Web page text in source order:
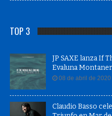
TOP 3
JP SAXE lanza If
Evaluna Montaner
08 de abril de 2020
Claudio Basso